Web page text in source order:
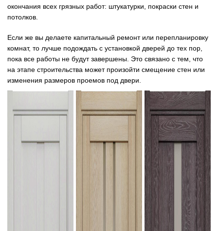
окончания всех грязных работ: штукатурки, покраски стен и
потолков.
Если же вы делаете капитальный ремонт или перепланировку
комнат, то лучше подождать с установкой дверей до тех пор,
пока все работы не будут завершены. Это связано с тем, что
на этапе строительства может произойти смещение стен или
изменения размеров проемов под двери.